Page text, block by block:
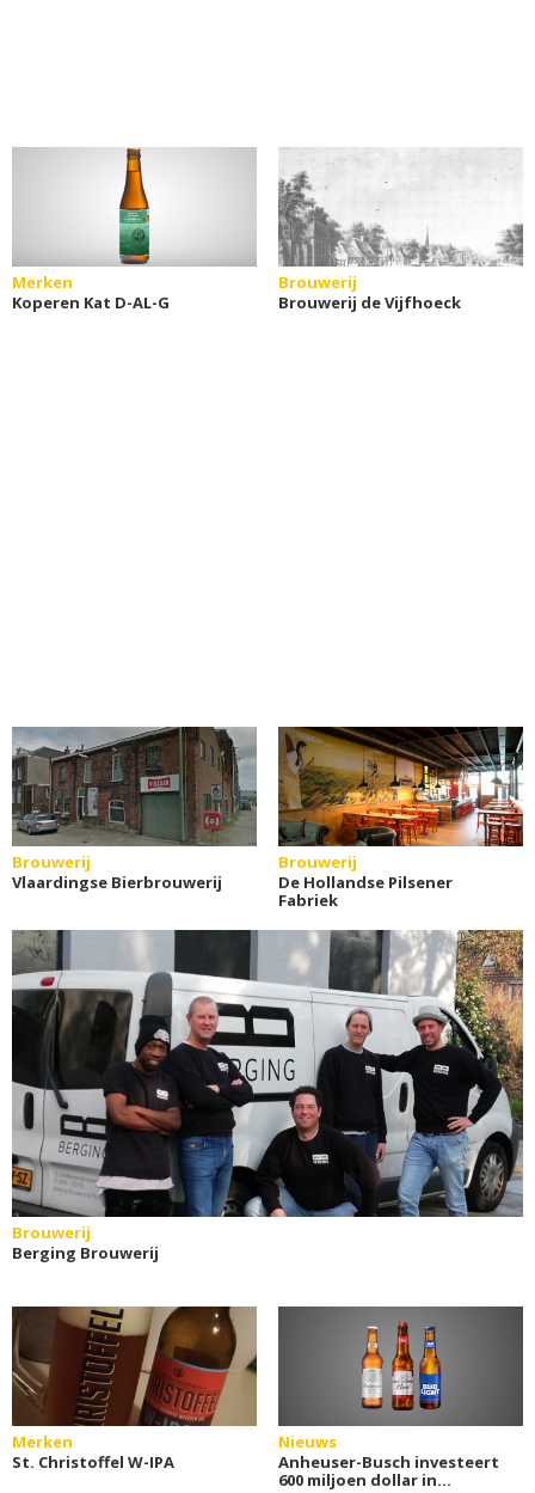
Merken
Koperen Kat D-AL-G
Brouwerij
Brouwerij de Vijfhoeck
Brouwerij
Vlaardingse Bierbrouwerij
Brouwerij
De Hollandse Pilsener
Fabriek
Brouwerij
Berging Brouwerij
Merken
St. Christoffel W-IPA
Nieuws
Anheuser-Busch investeert
600 miljoen dollar in